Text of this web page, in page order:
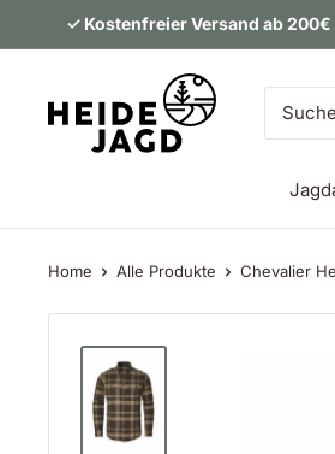
zum
✓ Kostenfreier Versand ab 200€
Home Alle Produkte Chevalier